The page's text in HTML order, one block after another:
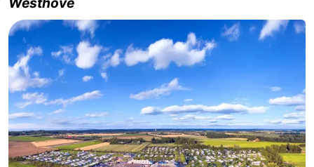
-
Speeltuinen
-
Binnenspeeltuinen
-
Bowlen
-
Minigolfbanen
Wellness